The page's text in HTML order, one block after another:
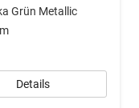
Grün Metallic
Details